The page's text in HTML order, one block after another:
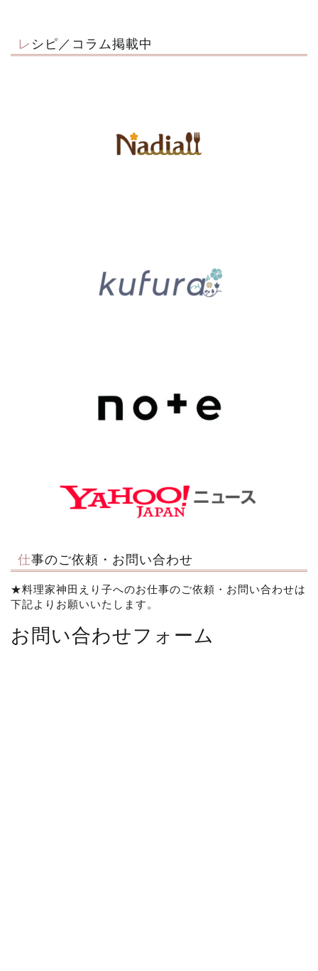
レシピ／コラム掲載中
仕事のご依頼・お問い合わせ
★料理家神田えり子へのお仕事のご依頼・お問い合わせは
下記よりお願いいたします。
お問い合わせフォーム